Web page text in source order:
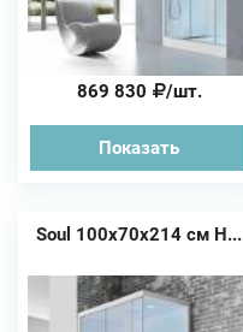
869 830 /шт.
Показать
Soul 100х70х214 см H...